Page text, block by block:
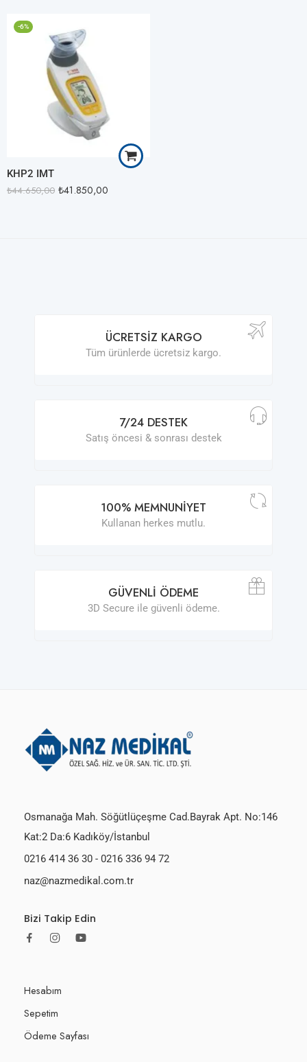
-6%
KHP2 IMT
₺44.650,00 ₺41.850,00
ÜCRETSIZ KARGO
Tüm ürünlerde ücretsiz kargo.
7/24 DESTEK
Satış öncesi & sonrası destek
100% MEMNUNIYET
Kullanan herkes mutlu.
GÜVENLI ÖDEME
3D Secure ile güvenli ödeme.
Osmanağa Mah. Söğütlüçeşme Cad.Bayrak Apt. No:146
Kat:2 Da:6 Kadıköy/İstanbul
0216 414 36 30 - 0216 336 94 72
naz@nazmedikal.com.tr
Bizi Takip Edin
Hesabım
Sepetim
Ödeme Sayfası